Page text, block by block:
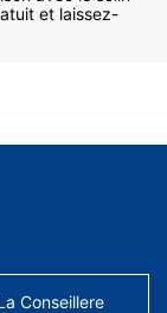
et laissez-
Conseillere